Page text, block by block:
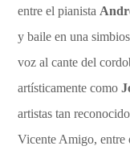
entre el pianista
y baile en una
voz al cante del
artísticamente como
artistas tan
Vicente Amigo, entre